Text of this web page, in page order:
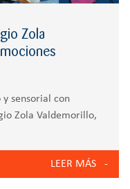
Zola
sensorial con
Zola Valdemorillo,
desde lo
en la Metodología
LEER MÁS